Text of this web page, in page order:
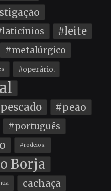
#leite
#metalúrgico
#operário.
#peão
#português
#rodeios.
Borja
cachaça